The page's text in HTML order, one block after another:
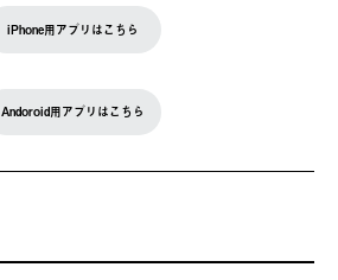
iPhone用アプリはこちら
Andoroid用アプリはこちら